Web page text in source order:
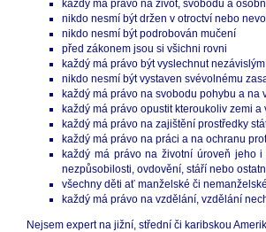
každý má právo na život, svobodu a
nikdo nesmí být držen v otroctví nebo
nikdo nesmí být podrobován mučení
před zákonem jsou si všichni rovni
každý má právo být vyslechnut
nikdo nesmí být vystaven svévolnému
každý má právo na svobodu pohybu a na
každý má právo opustit kteroukoliv zemi a
každý má právo na zajištění prostředky
každý má právo na práci a na ochranu
každý má právo na životní úroveň jeho
nezpůsobilosti, ovdovění, stáří nebo
všechny děti ať manželské či
každý má právo na vzdělání, vzdělání
Nejsem expert na jižní, střední či karibskou